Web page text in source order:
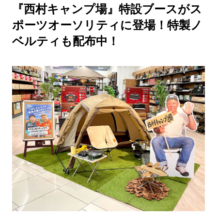
『西村キャンプ場』特設ブースがス
ポーツオーソリティに登場！特製ノ
ベルティも配布中！